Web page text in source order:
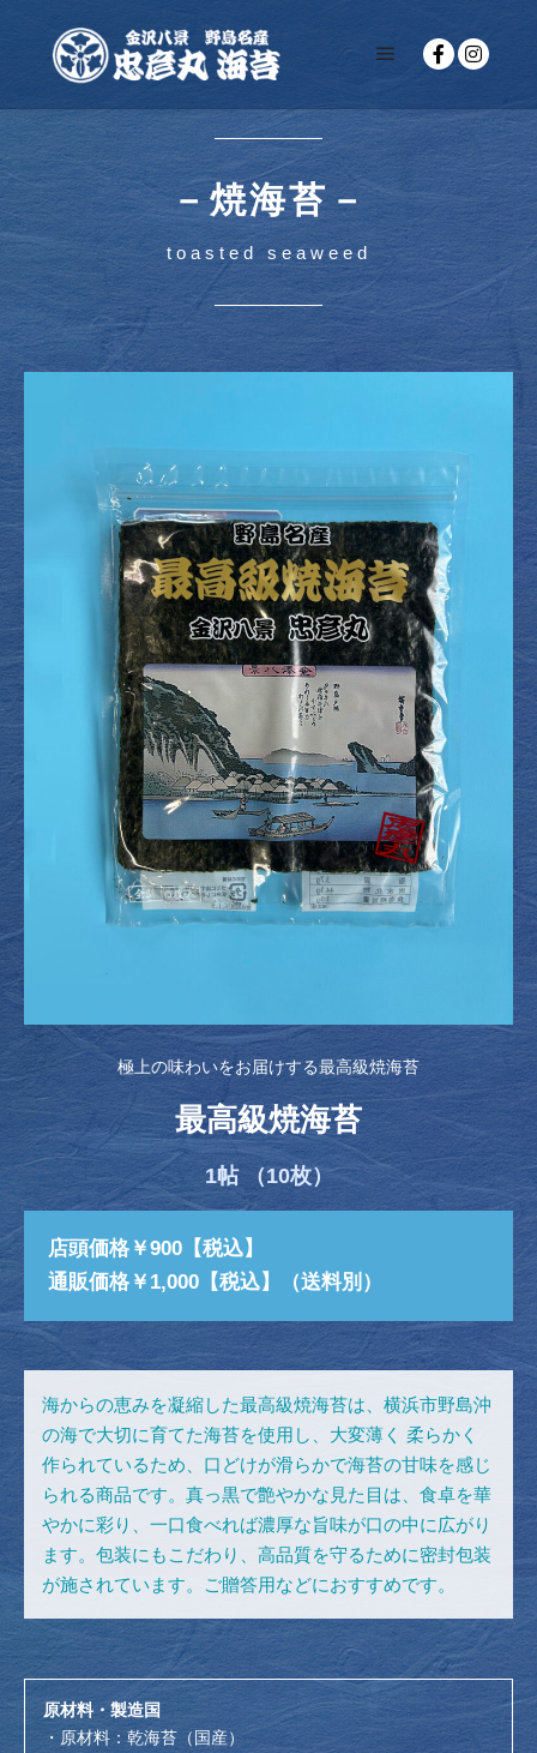
－焼海苔－
toasted seaweed
極上の味わいをお届けする最高級焼海苔
最高級焼海苔
1帖 （10枚）
店頭価格￥900【税込】
通販価格￥1,000【税込】（送料別）
海からの恵みを凝縮した最高級焼海苔は、横浜市野島沖
の海で大切に育てた海苔を使用し、大変薄く 柔らかく
作られているため、口どけが滑らかで海苔の甘味を感じ
られる商品です。真っ黒で艶やかな見た目は、食卓を華
やかに彩り、一口食べれば濃厚な旨味が口の中に広がり
ます。包装にもこだわり、高品質を守るために密封包装
が施されています。ご贈答用などにおすすめです。
原材料・製造国
・原材料：乾海苔（国産）